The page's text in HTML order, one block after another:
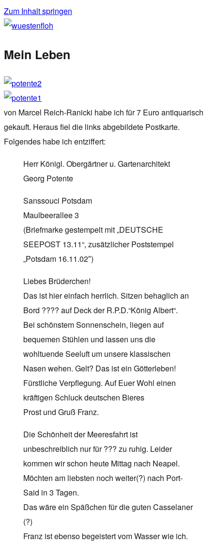
Zum Inhalt springen
wuestenfloh
Mein Leben
von Marcel Reich-Ranicki habe ich für 7 Euro antiquarisch
gekauft. Heraus fiel die links abgebildete Postkarte.
Folgendes habe ich entziffert:
Herr Königl. Obergärtner u. Gartenarchitekt
Georg Potente
Sanssouci Potsdam
Maulbeerallee 3
(Briefmarke gestempelt mit „DEUTSCHE
SEEPOST 13.11“, zusätzlicher Poststempel
„Potsdam 16.11.02″)
Liebes Brüderchen!
Das ist hier einfach herrlich. Sitzen behaglich an
Bord ???? auf Deck der R.P.D.“König Albert“.
Bei schönstem Sonnenschein, liegen auf
bequemen Stühlen und lassen uns die
wohltuende Seeluft um unsere klassischen
Nasen wehen. Gelt? Das ist ein Götterleben!
Fürstliche Verpflegung. Auf Euer Wohl einen
kräftigen Schluck deutschen Bieres
Prost und Gruß Franz.
Die Schönheit der Meeresfahrt ist
unbeschreiblich nur für ??? zu ruhig. Leider
kommen wir schon heute Mittag nach Neapel.
Möchten am liebsten noch weiter(?) nach Port-
Said in 3 Tagen.
Das wäre ein Späßchen für die guten Casselaner
(?)
Franz ist ebenso begeistert vom Wasser wie ich.